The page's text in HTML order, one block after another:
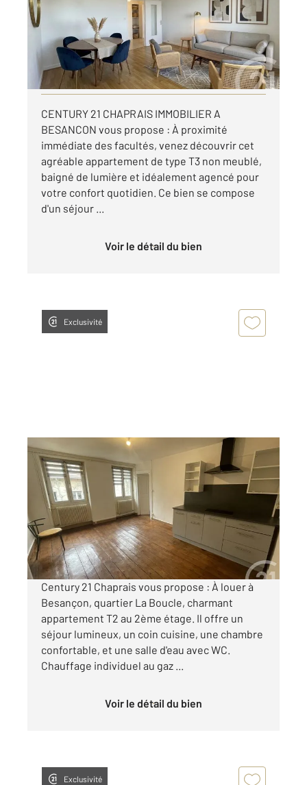
Appartement F3 à louer
750 €
par mois charges comprises
Visiter le site dédié
CENTURY 21 CHAPRAIS IMMOBILIER A
BESANCON vous propose : À proximité
immédiate des facultés, venez découvrir cet
agréable appartement de type T3 non meublé,
baigné de lumière et idéalement agencé pour
votre confort quotidien. Ce bien se compose
d'un séjour ...
Voir le détail du bien
Exclusivité
BESANCON 25
40,78 m2, 2 pièces
Ref : 40167
Appartement F2 à louer
600 €
par mois charges comprises
Century 21 Chaprais vous propose : À louer à
Besançon, quartier La Boucle, charmant
appartement T2 au 2ème étage. Il offre un
séjour lumineux, un coin cuisine, une chambre
confortable, et une salle d'eau avec WC.
Chauffage individuel au gaz ...
Voir le détail du bien
Exclusivité